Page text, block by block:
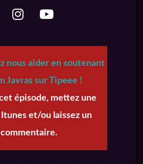
nous aider en soutenant
Javras sur Tipeee !
épisode, mettez une
et/ou laissez un
commentaire.